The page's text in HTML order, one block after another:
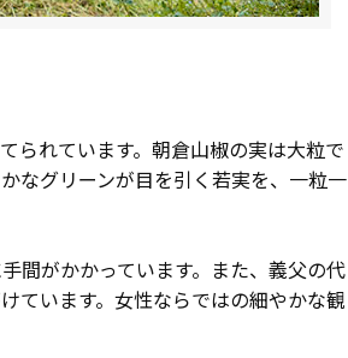
られています。朝倉山椒の実は大粒で
なグリーンが目を引く若実を、一粒一
間がかかっています。また、義父の代
ています。女性ならではの細やかな観